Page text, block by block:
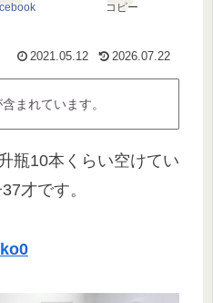
コピー
2021.05.12 2026.07.22
まれています。
瓶10本くらい空けてい
才です。